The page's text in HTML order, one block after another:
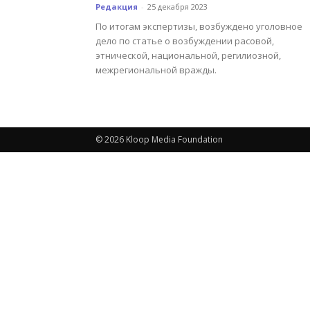
Редакция - 25 декабря 2023
По итогам экспертизы, возбуждено уголовное
дело по статье о возбуждении расовой,
этнической, национальной, регилиозной,
межрегиональной вражды.
© 2026 Kloop Media Foundation